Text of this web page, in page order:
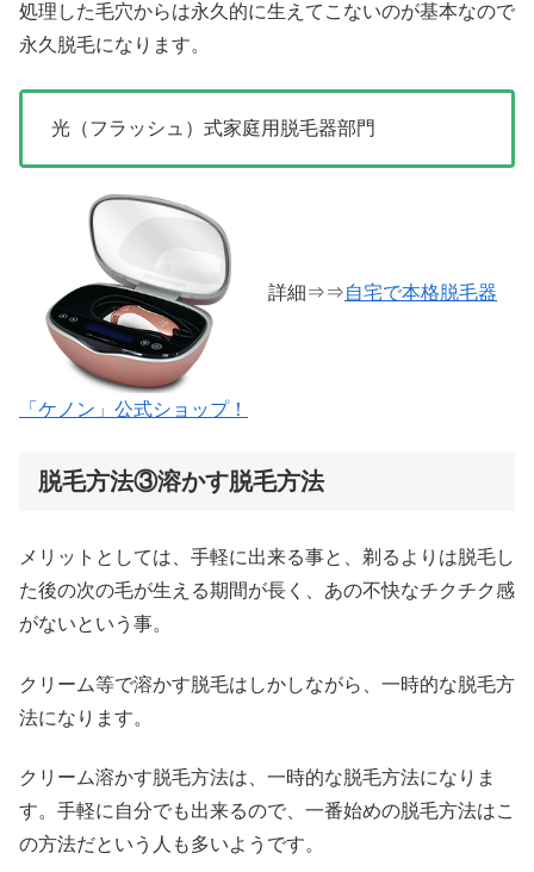
処理した毛穴からは永久的に生えてこないのが基本なので
永久脱毛になります。
光（フラッシュ）式家庭用脱毛器部門
詳細⇒⇒自宅で本格脱毛器
「ケノン」公式ショップ！
脱毛方法③溶かす脱毛方法
メリットとしては、手軽に出来る事と、剃るよりは脱毛し
た後の次の毛が生える期間が長く、あの不快なチクチク感
がないという事。
クリーム等で溶かす脱毛はしかしながら、一時的な脱毛方
法になります。
クリーム溶かす脱毛方法は、一時的な脱毛方法になりま
す。手軽に自分でも出来るので、一番始めの脱毛方法はこ
の方法だという人も多いようです。